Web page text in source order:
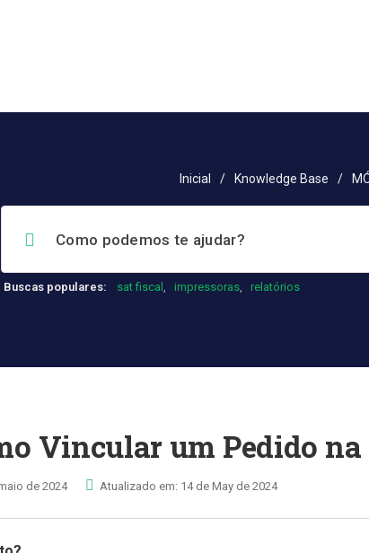
Inicial / Knowledge Base /
Buscas populares: sat fiscal , impressoras, relatórios
Vincular um Pedido na
de 2024 Atualizado em: 14 de May de 2024